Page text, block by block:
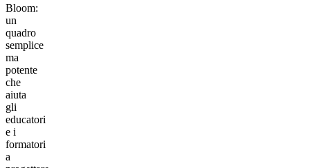
Bloom:
un
quadro
semplice
ma
potente
che
aiuta
gli
educatori
e i
formatori
a